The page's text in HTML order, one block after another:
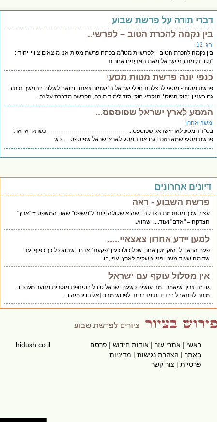
תורה על פרשת שבוע
נקמה להכרת הטוב – לפרשי..
12
נקמה להכרת הטוב – לפרשיות מטו"מ בפתח פרשת מטות אנו מוצאים ציווי ייחודי:
נִקְמַת בְּנֵי יִשְׂרָאֵל מֵאֵת הַמִּדְיָנִים אַחַר תֵּ
יונה פרשת מטות מסעי
מטות - מסעי להצלחת חיילי ישראל ה' ישמור צאתם ובואם לשלום בהמשך נכתוב
בעניין *חוק הגיוס* הנקרא חוק יסוד לימוד תורה, הפרשה מדברת על זה.
לארץ ישראל שפוספס...
אהרון
המסע לארץישראל שפוספס... ----------------------------------------- כשתקראו את
מסעי שמא תזכרו גם את המסע לארץ ישראל שפוספס..... כש
אחרונים
פרשת השבוע - ראה
עצוב שכך מסתכמת הצדקה : שהיא שקולה ויותר ל"משפט" שאם המשפט = "ארץ"
הצדקה = "אדם" ועוד... . שהוא..
למען יידע אחרון צאצאיי.....
פעם הראה לי הזקן זקן אחר, שכל כולו כעין "פקעת" אדם . שהוא כל כך כפוף. עד
שדומה שעוד מעט ופניו נושקים לארץ. אזיי,הו..
אין מסלול עוקף עם ישראל
גם זה צריך שיאמר : מה עושים כשעם ישראל טובל בטינופת מוסרית מנוער מערכיו.
מותר להתאבל בבדידות מדברית. לפרוש מהם [אליהו ירמיה ו..
ראשי|אתרי עזר|אודות חידוש|פרסם
באתר|הצהרת נגישות|מדיניות
פרטיות|צור קשר
hidush.co.il